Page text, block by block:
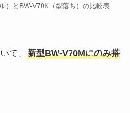
）とBW-V70K（型落ち）の比較表
て、 新型BW-V70Mにのみ搭